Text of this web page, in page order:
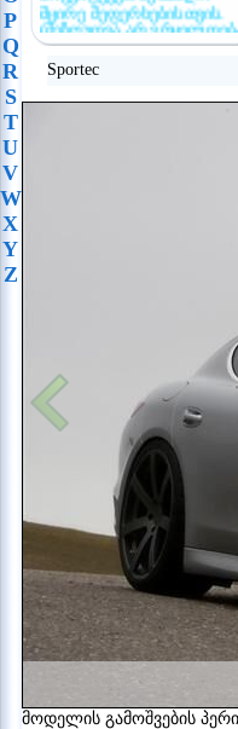
P
Q
R
S
T
U
V
W
X
Y
Z
მცირე შეფერხებისთვის.
(შეზღუდვა არ
განცხადების
განთავსებაზე)
Sportec 2010
მოდელის გამოშვების